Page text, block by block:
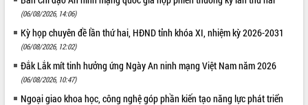
sản sống” trong dòng chảy toàn cầu
Xây dựng nông thôn mới: Nâng cao đời
sống người dân từ những mô hình thiết
thực
Quyết liệt tháo gỡ vướng mắc, đẩy
nhanh tiến độ các dự án trọng điểm
trong Khu kinh tế Nam Phú Yên
(06/08/2026, 14:06)
Kỳ họp chuyên đề lần thứ hai, HĐND tỉnh khóa XI, nhiệm kỳ 2026-2031
(06/08/2026, 12:02)
Đắk Lắk mít tinh hưởng ứng Ngày An ninh mạng Việt Nam năm 2026
(06/08/2026, 10:47)
Ngoại giao khoa học, công nghệ góp phần kiến tạo năng lực phát triển